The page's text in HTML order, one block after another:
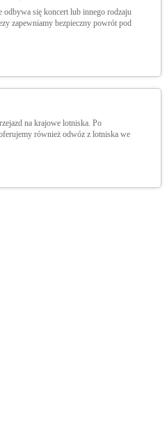
odbywa się koncert lub innego rodzaju
zapewniamy bezpieczny powrót pod
na krajowe lotniska. Po
również odwóz z lotniska we